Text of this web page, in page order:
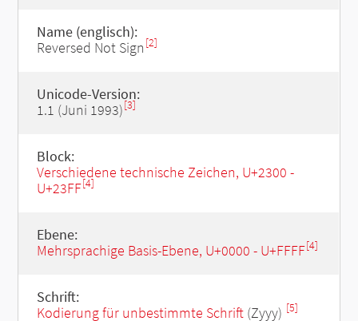
Name (englisch):
Reversed Not Sign [2]
Unicode-Version:
1.1 (Juni 1993)[3]
Block:
Verschiedene technische Zeichen, U+2300 -
U+23FF[4]
Ebene:
Mehrsprachige Basis-Ebene, U+0000 - U+FFFF[4]
Schrift:
Kodierung für unbestimmte Schrift(Zyyy) [5]